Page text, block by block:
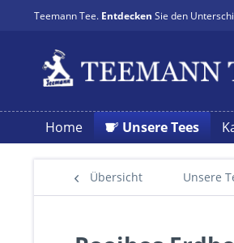
Teemann Tee. Entdecken Sie den
Home Unsere Tees
Übersicht Unsere